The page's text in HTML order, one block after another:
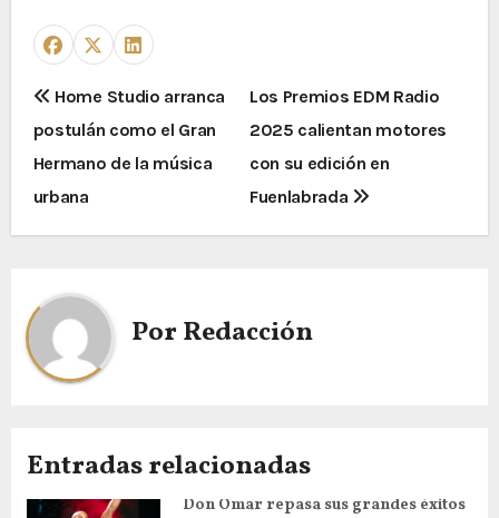
Home Studio arranca
postulán como el Gran
Hermano de la música
urbana
Los Premios EDM Radio
2025 calientan motores
con su edición en
Fuenlabrada
PorRedacción
Entradas relacionadas
Don Omar repasa sus grandes éxitos